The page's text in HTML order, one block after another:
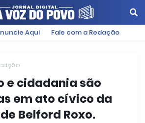
Aqui Fale com a Redação
e cidadania são
em ato cívico da
Belford Roxo.